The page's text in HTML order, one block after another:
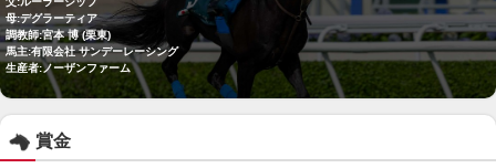
母:デグラーティア
調教師:宮本 博 (栗東)
馬主:有限会社 サンデーレーシング
生産者:ノーザンファーム
賞金